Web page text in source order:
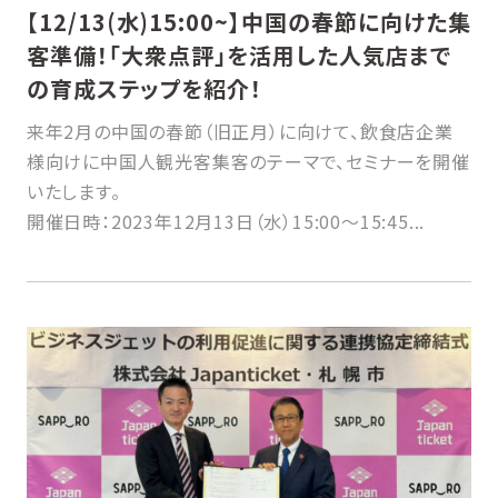
【12/13(水)15:00~】中国の春節に向けた集
客準備！「大衆点評」を活用した人気店まで
の育成ステップを紹介！
来年2月の中国の春節（旧正月）に向けて、飲食店企業
様向けに中国人観光客集客のテーマで、セミナーを開催
いたします。
開催日時：2023年12月13日（水）15:00〜15:45...